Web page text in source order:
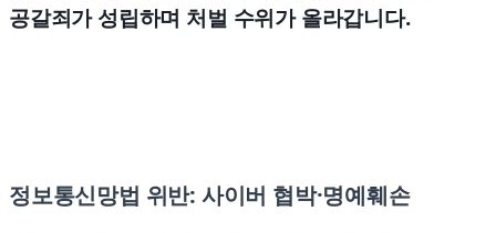
공갈죄가 성립하며 처벌 수위가 올라갑니다.
정보통신망법 위반: 사이버 협박·명예훼손